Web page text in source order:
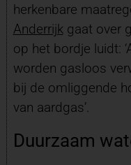
herkenbare
Anderrijkgaat over
op het bordje luidt:
worden gasloos
bij de omliggende
van aardgas’.
Duurzaam